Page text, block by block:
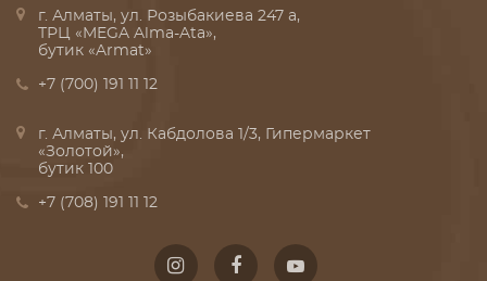
г. Алматы, ул. Розыбакиева 247 а,
ТРЦ «MEGA Alma-Ata»,
бутик «Armat»
+7 (700) 191 11 12
г. Алматы, ул. Кабдолова 1/3, Гипермаркет
«Золотой»,
бутик 100
+7 (708) 191 11 12